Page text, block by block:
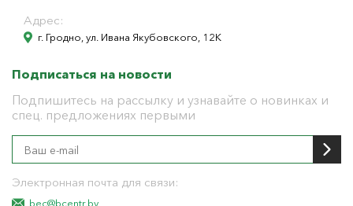
Адрес:
г. Гродно, ул. Ивана Якубовского, 12К
Подписаться на новости
Подпишитесь на рассылку и узнавайте о новинках и
спец. предложениях первыми
Электронная почта для связи:
bec@bcentr.by